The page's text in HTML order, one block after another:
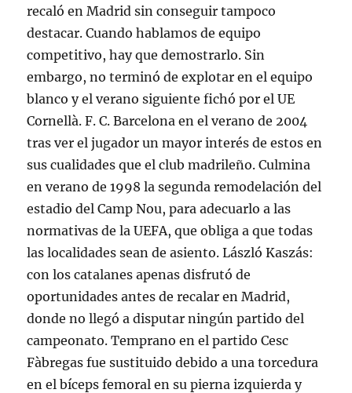
recaló en Madrid sin conseguir tampoco
destacar. Cuando hablamos de equipo
competitivo, hay que demostrarlo. Sin
embargo, no terminó de explotar en el equipo
blanco y el verano siguiente fichó por el UE
Cornellà. F. C. Barcelona en el verano de 2004
tras ver el jugador un mayor interés de estos en
sus cualidades que el club madrileño. Culmina
en verano de 1998 la segunda remodelación del
estadio del Camp Nou, para adecuarlo a las
normativas de la UEFA, que obliga a que todas
las localidades sean de asiento. László Kaszás:
con los catalanes apenas disfrutó de
oportunidades antes de recalar en Madrid,
donde no llegó a disputar ningún partido del
campeonato. Temprano en el partido Cesc
Fàbregas fue sustituido debido a una torcedura
en el bíceps femoral en su pierna izquierda y